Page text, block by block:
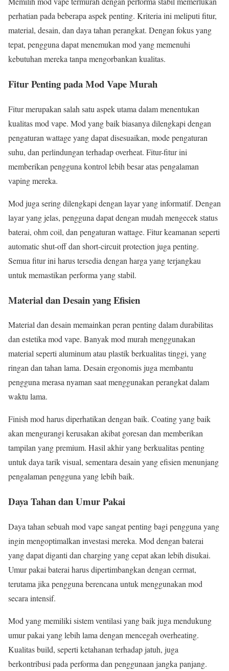
perhatian pada beberapa aspek penting. Kriteria ini meliputi fitur,
material, desain, dan daya tahan perangkat. Dengan fokus yang
tepat, pengguna dapat menemukan mod yang memenuhi
kebutuhan mereka tanpa mengorbankan kualitas.
Fitur Penting pada Mod Vape Murah
Fitur merupakan salah satu aspek utama dalam menentukan
kualitas mod vape. Mod yang baik biasanya dilengkapi dengan
pengaturan wattage yang dapat disesuaikan, mode pengaturan
suhu, dan perlindungan terhadap overheat. Fitur-fitur ini
memberikan pengguna kontrol lebih besar atas pengalaman
vaping mereka.
Mod juga sering dilengkapi dengan layar yang informatif. Dengan
layar yang jelas, pengguna dapat dengan mudah mengecek status
baterai, ohm coil, dan pengaturan wattage. Fitur keamanan seperti
automatic shut-off dan short-circuit protection juga penting.
Semua fitur ini harus tersedia dengan harga yang terjangkau
untuk memastikan performa yang stabil.
Material dan Desain yang Efisien
Material dan desain memainkan peran penting dalam durabilitas
dan estetika mod vape. Banyak mod murah menggunakan
material seperti aluminum atau plastik berkualitas tinggi, yang
ringan dan tahan lama. Desain ergonomis juga membantu
pengguna merasa nyaman saat menggunakan perangkat dalam
waktu lama.
Finish mod harus diperhatikan dengan baik. Coating yang baik
akan mengurangi kerusakan akibat goresan dan memberikan
tampilan yang premium. Hasil akhir yang berkualitas penting
untuk daya tarik visual, sementara desain yang efisien menunjang
pengalaman pengguna yang lebih baik.
Daya Tahan dan Umur Pakai
Daya tahan sebuah mod vape sangat penting bagi pengguna yang
ingin mengoptimalkan investasi mereka. Mod dengan baterai
yang dapat diganti dan charging yang cepat akan lebih disukai.
Umur pakai baterai harus dipertimbangkan dengan cermat,
terutama jika pengguna berencana untuk menggunakan mod
secara intensif.
Mod yang memiliki sistem ventilasi yang baik juga mendukung
umur pakai yang lebih lama dengan mencegah overheating.
Kualitas build, seperti ketahanan terhadap jatuh, juga
berkontribusi pada performa dan penggunaan jangka panjang.